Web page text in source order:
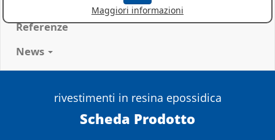
Maggiori informazioni
Referenze
News
rivestimenti in resina epossidica
Scheda Prodotto